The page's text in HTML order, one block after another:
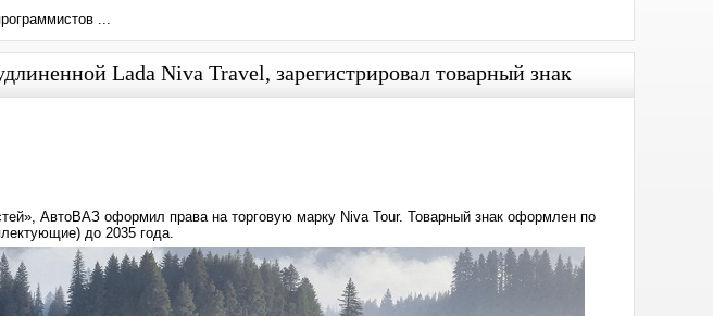
...
Lada Niva Travel, зарегистрировал товарный знак
АвтоВАЗ оформил права на торговую марку Niva Tour. Товарный знак оформлен по
до 2035 года.